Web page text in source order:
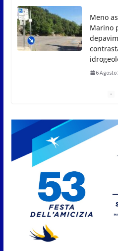
San Marino. USL: l’inferno
monito e memoria collettiva
6 Agosto 2026
Incendi
della
6
“San